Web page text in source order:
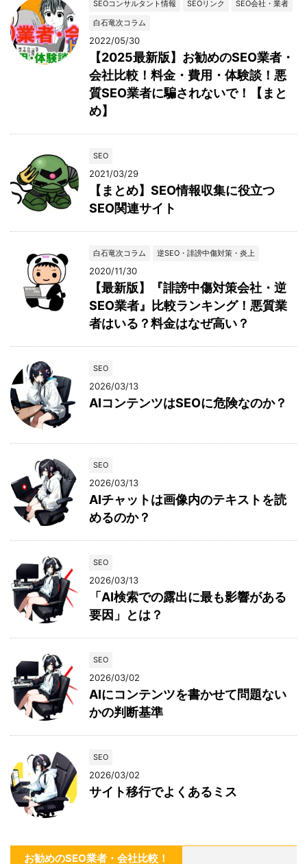
SEOコンサルタント情報 SEOリンク
SEO会社・業者
白石竜次コラム
2022/05/30
【2025最新版】お勧めのSEO業者・
会社比較！料金・費用・体験談！悪
質SEO業者に騙されないで！【まと
め】
SEO
2021/03/29
【まとめ】SEO情報収集に役立つ
SEO関連サイト
白石竜次コラム 逆SEO・誹謗中傷対策・炎上
2020/11/30
【最新版】『誹謗中傷対策会社・逆
SEO業者』比較ランキング！悪質業
者はいる？料金はなぜ高い？
SEO
2026/03/13
AIコンテンツはSEOに危険なのか？
SEO
2026/03/13
AIチャットは画像内のテキストを読
めるのか？
SEO
2026/03/13
「AI検索での露出に最も影響がある
要因」とは？
SEO
2026/03/02
AIにコンテンツを書かせて問題ない
かの判断基準
SEO
2026/03/02
サイト移行でよくあるミス
お勧めのSEO業者・会社比較！